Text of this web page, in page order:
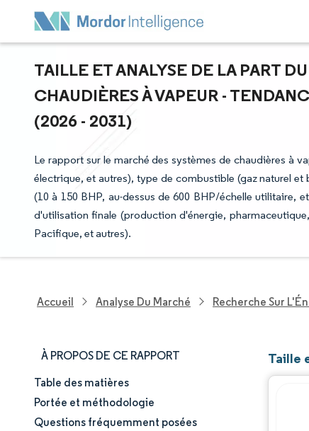
TAILLE ET ANALYSE DE LA PART
CHAUDIÈRES À VAPEUR -
(2026 - 2031)
Le rapport sur le marché des systèmes de chaudières à
électrique, et autres), type de combustible (gaz naturel
(10 à 150 BHP, au-dessus de 600 BHP/échelle utilitaire,
d'utilisation finale (production d'énergie,
Pacifique, et autres).
Accueil Analyse Du Marché Recherche Sur
À PROPOS DE CE RAPPORT
Taille et part de marché
Analyse du marché
Table des matières
Portée et méthodologie
Questions fréquemment posées
Taille